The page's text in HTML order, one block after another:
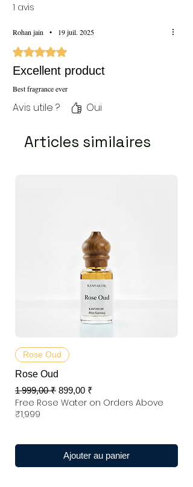
1 avis
Rohan jain • 19 juil. 2025
Noté 5 sur 5.
Excellent product
Best fragrance ever
Avis utile ? Oui
Articles similaires
Rose Oud
Rose Oud
Prix original
1 999,00 ₹ Prix promotionnel
899,00 ₹
Free Rose Water on Orders Above
₹1,999
Ajouter au panier